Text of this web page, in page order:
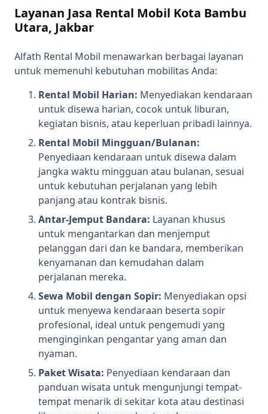
Layanan Jasa Rental Mobil Kota Bambu
Utara, Jakbar
Alfath Rental Mobil menawarkan berbagai layanan
untuk memenuhi kebutuhan mobilitas Anda:
Rental Mobil Harian: Menyediakan kendaraan
untuk disewa harian, cocok untuk liburan,
kegiatan bisnis, atau keperluan pribadi lainnya.
Rental Mobil Mingguan/Bulanan:
Penyediaan kendaraan untuk disewa dalam
jangka waktu mingguan atau bulanan, sesuai
untuk kebutuhan perjalanan yang lebih
panjang atau kontrak bisnis.
Antar-Jemput Bandara: Layanan khusus
untuk mengantarkan dan menjemput
pelanggan dari dan ke bandara, memberikan
kenyamanan dan kemudahan dalam
perjalanan mereka.
Sewa Mobil dengan Sopir: Menyediakan opsi
untuk menyewa kendaraan beserta sopir
profesional, ideal untuk pengemudi yang
menginginkan pengantar yang aman dan
nyaman.
Paket Wisata: Penyediaan kendaraan dan
panduan wisata untuk mengunjungi tempat-
tempat menarik di sekitar kota atau destinasi